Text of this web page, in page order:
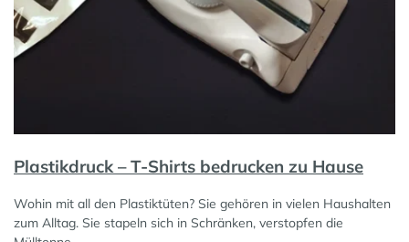
Plastikdruck – T-Shirts bedrucken zu Hause
Wohin mit all den Plastiktüten? Sie gehören in vielen Haushalten
zum Alltag. Sie stapeln sich in Schränken, verstopfen die